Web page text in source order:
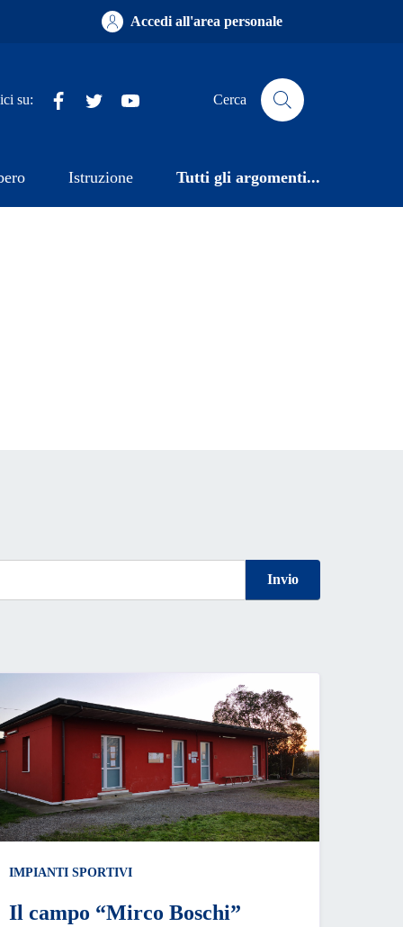
Accedi all'area personale
su: Facebook Cerca
Istruzione Tutti gli argomenti...
Invio
IMPIANTI SPORTIVI
Il campo “Mirco Boschi”